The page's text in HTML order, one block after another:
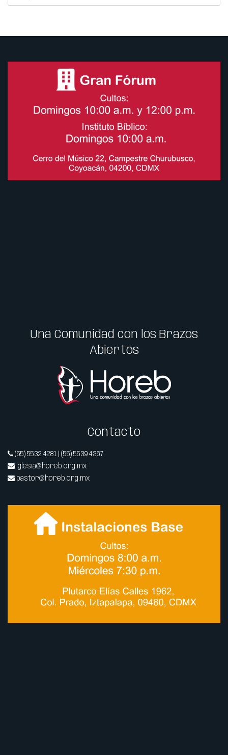
Una Comunidad con los Brazos
Abiertos
Contacto
(55) 5532 4281 | (55) 5539 4367
iglesia@horeb.org.mx
pastor@horeb.org.mx